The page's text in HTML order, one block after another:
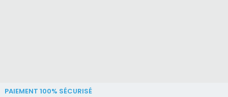
PAIEMENT 100% SÉCURISÉ